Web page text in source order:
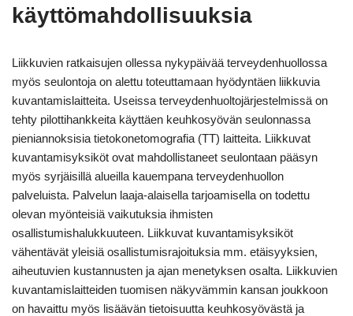
käyttömahdollisuuksia
Liikkuvien ratkaisujen ollessa nykypäivää terveydenhuollossa
myös seulontoja on alettu toteuttamaan hyödyntäen liikkuvia
kuvantamislaitteita. Useissa terveydenhuoltojärjestelmissä on
tehty pilottihankkeita käyttäen keuhkosyövän seulonnassa
pieniannoksisia tietokonetomografia (TT) laitteita. Liikkuvat
kuvantamisyksiköt ovat mahdollistaneet seulontaan pääsyn
myös syrjäisillä alueilla kauempana terveydenhuollon
palveluista. Palvelun laaja-alaisella tarjoamisella on todettu
olevan myönteisiä vaikutuksia ihmisten
osallistumishalukkuuteen. Liikkuvat kuvantamisyksiköt
vähentävät yleisiä osallistumisrajoituksia mm. etäisyyksien,
aiheutuvien kustannusten ja ajan menetyksen osalta. Liikkuvien
kuvantamislaitteiden tuomisen näkyvämmin kansan joukkoon
on havaittu myös lisäävän tietoisuutta keuhkosyövästä ja